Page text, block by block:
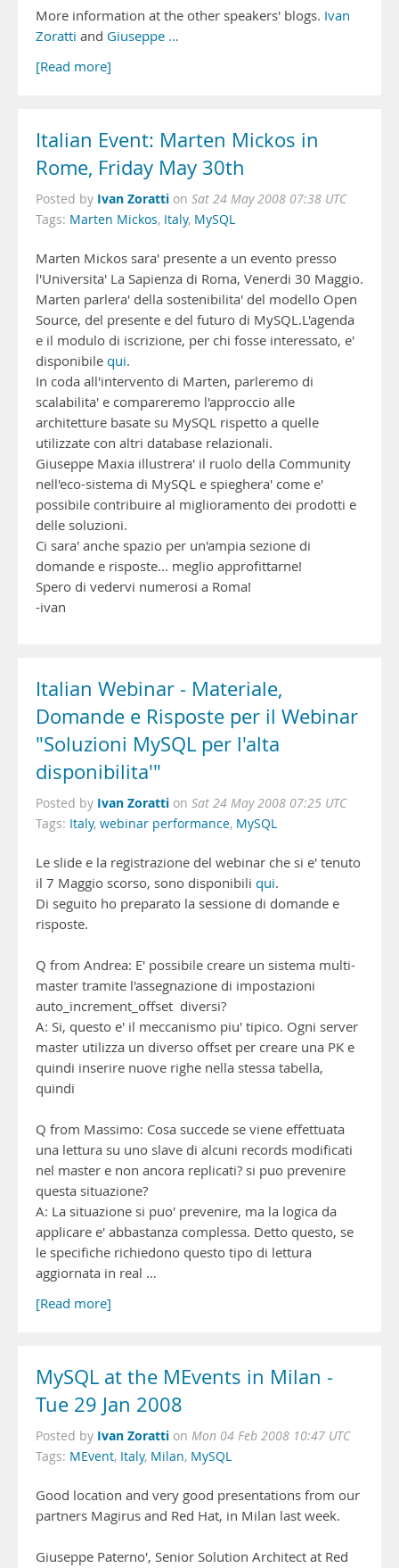
More information at the other speakers' blogs. Ivan
Zoratti and Giuseppe …
[Read more]
Italian Event: Marten Mickos in
Rome, Friday May 30th
Posted by Ivan Zoratti on Sat 24 May 2008 07:38 UTC
Tags: Marten Mickos, Italy, MySQL
Marten Mickos sara' presente a un evento presso
l'Universita' La Sapienza di Roma, Venerdi 30 Maggio.
Marten parlera' della sostenibilita' del modello Open
Source, del presente e del futuro di MySQL.L'agenda
e il modulo di iscrizione, per chi fosse interessato, e'
disponibile qui.
In coda all'intervento di Marten, parleremo di
scalabilita' e compareremo l'approccio alle
architetture basate su MySQL rispetto a quelle
utilizzate con altri database relazionali.
Giuseppe Maxia illustrera' il ruolo della Community
nell'eco-sistema di MySQL e spieghera' come e'
possibile contribuire al miglioramento dei prodotti e
delle soluzioni.
Ci sara' anche spazio per un'ampia sezione di
domande e risposte... meglio approfittarne!
Spero di vedervi numerosi a Roma!
-ivan
Italian Webinar - Materiale,
Domande e Risposte per il Webinar
"Soluzioni MySQL per l'alta
disponibilita'"
Posted by Ivan Zoratti on Sat 24 May 2008 07:25 UTC
Tags: Italy, webinar performance, MySQL
Le slide e la registrazione del webinar che si e' tenuto
il 7 Maggio scorso, sono disponibili qui.
Di seguito ho preparato la sessione di domande e
risposte.
Q from Andrea: E' possibile creare un sistema multi-
master tramite l'assegnazione di impostazioni
auto_increment_offset diversi?
A: Si, questo e' il meccanismo piu' tipico. Ogni server
master utilizza un diverso offset per creare una PK e
quindi inserire nuove righe nella stessa tabella,
quindi
Q from Massimo: Cosa succede se viene effettuata
una lettura su uno slave di alcuni records modificati
nel master e non ancora replicati? si puo prevenire
questa situazione?
A: La situazione si puo' prevenire, ma la logica da
applicare e' abbastanza complessa. Detto questo, se
le specifiche richiedono questo tipo di lettura
aggiornata in real …
[Read more]
MySQL at the MEvents in Milan -
Tue 29 Jan 2008
Posted by Ivan Zoratti on Mon 04 Feb 2008 10:47 UTC
Tags: MEvent, Italy, Milan, MySQL
Good location and very good presentations from our
partners Magirus and Red Hat, in Milan last week.
Giuseppe Paterno', Senior Solution Architect at Red